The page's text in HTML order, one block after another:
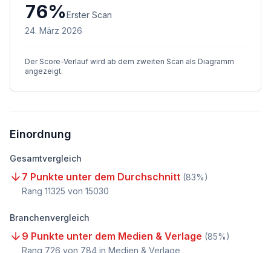
76%Erster Scan
24. März 2026
Der Score-Verlauf wird ab dem zweiten Scan als Diagramm
angezeigt.
Einordnung
Gesamtvergleich
7 Punkte unter dem Durchschnitt (83%)
Rang 11325 von 15030
Branchenvergleich
9 Punkte unter dem Medien & Verlage (85%)
Rang 726 von 784 in Medien & Verlage